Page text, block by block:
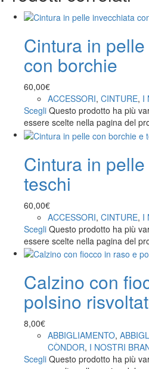
Cintura in
con borchie
60,00€
ACCESSORI, CINTURE, I
Scegli Questo prodotto ha più
essere scelte nella pagina del
Cintura in
teschi
60,00€
ACCESSORI, CINTURE, I
Scegli Questo prodotto ha più
essere scelte nella pagina del
Calzino con
polsino
8,00€
ABBIGLIAMENTO,
CÒNDOR, I NOSTRI
Scegli Questo prodotto ha più